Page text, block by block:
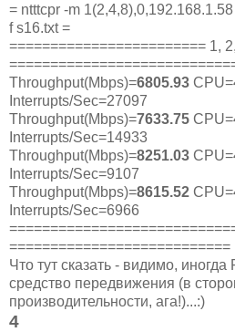
= ntttcpr -m 1(2,4,8),0,192.168.1.58
f s16.txt =
======================== 1,
Throughput(Mbps)=6805.93
Interrupts/Sec=27097
Throughput(Mbps)=7633.75
Interrupts/Sec=14933
Throughput(Mbps)=8251.03
Interrupts/Sec=9107
Throughput(Mbps)=8615.52
Interrupts/Sec=6966
===========================
Что тут сказать - видимо,
средство передвижения (в
производительности, ага!)...:)
4